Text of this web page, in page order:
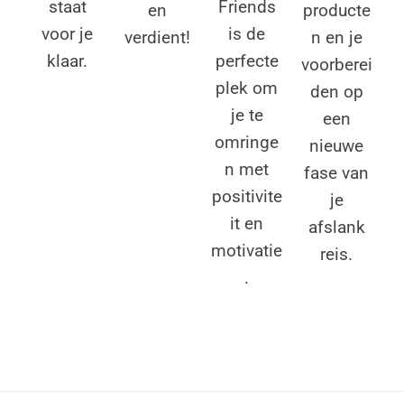
staat
voor je
klaar.
en
verdient!
Friends
is de
perfecte
plek om
je te
omringe
n met
positivite
it en
motivatie
.
producte
n en je
voorberei
den op
een
nieuwe
fase van
je
afslank
reis.